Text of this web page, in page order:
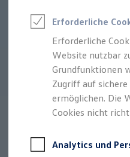
Elektroauto
Kleinwagen-
Leasing ohne
Finanzierung
Autokredit
Versicherungen
Kfz-
Garantien
Professional
Erforderliche
Erforderliche
Website nutzbar
Grundfunktionen
Zugriff auf
ermöglichen. Die
Cookies nicht
Analytics und